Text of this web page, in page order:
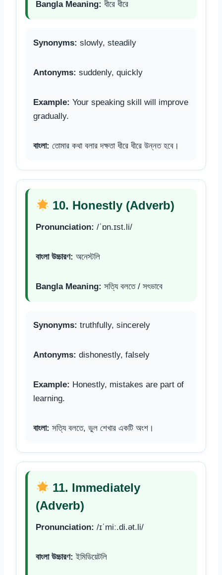
Bangla Meaning: ধীরে ধীরে
Synonyms: slowly, steadily
Antonyms: suddenly, quickly
Example: Your speaking skill will improve
gradually.
বাংলা: তোমার কথা বলার দক্ষতা ধীরে ধীরে উন্নত হবে।
10. Honestly (Adverb)
Pronunciation: /ˈɒn.ɪst.li/
বাংলা উচ্চারণ: অনেস্টলি
Bangla Meaning: সত্যি বলতে / সৎভাবে
Synonyms: truthfully, sincerely
Antonyms: dishonestly, falsely
Example: Honestly, mistakes are part of
learning.
বাংলা: সত্যি বলতে, ভুল শেখার একটি অংশ।
11. Immediately
(Adverb)
Pronunciation: /ɪˈmiː.di.ət.li/
বাংলা উচ্চারণ: ইমিডিয়েটলি